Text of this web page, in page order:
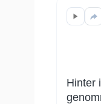
Hinter